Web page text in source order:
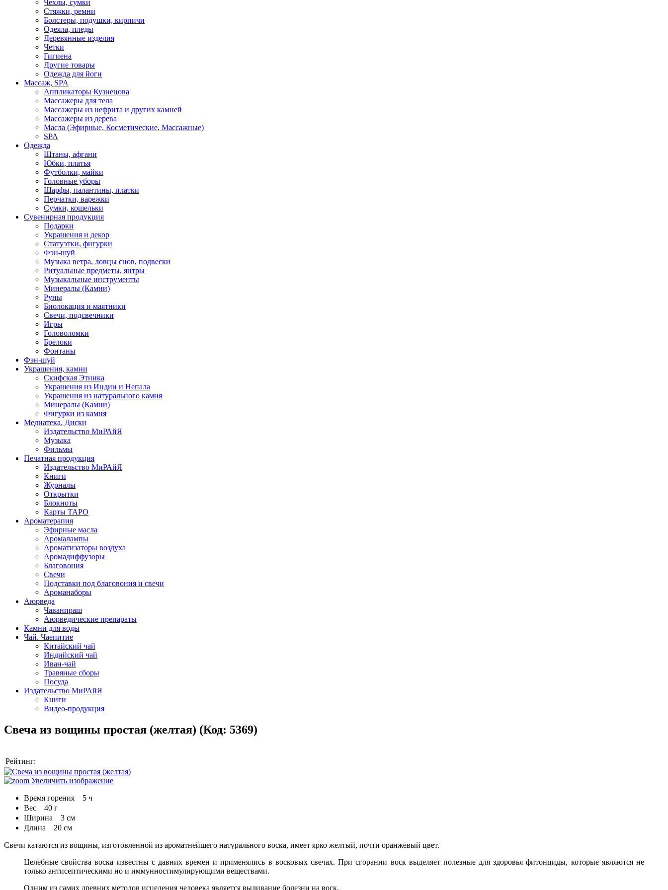
Чехлы, сумки
Стяжки, ремни
Болстеры, подушки, кирпичи
Одеяла, пледы
Деревянные изделия
Четки
Гигиена
Другие товары
Одежда для йоги
Массаж, SPA
Аппликаторы Кузнецова
Массажеры для тела
Массажеры из нефрита и других камней
Массажеры из дерева
Масла (Эфирные, Косметические, Массажные)
SPA
Одежда
Штаны, афгани
Юбки, платья
Футболки, майки
Головные уборы
Шарфы, палантины, платки
Перчатки, варежки
Сумки, кошельки
Сувенирная продукция
Подарки
Украшения и декор
Статуэтки, фигурки
Фэн-шуй
Музыка ветра, ловцы снов, подвески
Ритуальные предметы, янтры
Музыкальные инструменты
Минералы (Камни)
Руны
Биолокация и маятники
Свечи, подсвечники
Игры
Головоломки
Брелоки
Фонтаны
Фэн-шуй
Украшения, камни
Скифская Этника
Украшения из Индии и Непала
Украшения из натурального камня
Минералы (Камни)
Фигурки из камня
Медиатека. Диски
Издательство МиРАйЯ
Музыка
Фильмы
Печатная продукция
Издательство МиРАйЯ
Книги
Журналы
Открытки
Блокноты
Карты ТАРО
Ароматерапия
Эфирные масла
Аромалампы
Ароматизаторы воздуха
Аромадиффузоры
Благовония
Свечи
Подставки под благовония и свечи
Ароманаборы
Аюрведа
Чаванпраш
Аюрведические препараты
Камни для воды
Чай. Чаепитие
Китайский чай
Индийский чай
Иван-чай
Травяные сборы
Посуда
Издательство МиРАйЯ
Книги
Видео-продукция
Свеча из вощины простая (желтая) (Код: 5369)
Рейтинг:
Увеличить изображение
Время горения 5 ч
Вес 40 г
Ширина 3 см
Длина 20 см
Свечи катаются из вощины, изготовленной из ароматнейшего натурального воска, имеет ярко желтый, почти оранжевый цвет.
Целебные свойства воска известны с давних времен и применялись в восковых свечах. При сгорании воск выделяет полезные для здоровья фитонциды, которые являются не
только антисептическими но и иммунностимулирующими веществами.
Одним из самих древних методов исцеления человека является выливание болезни на воск.